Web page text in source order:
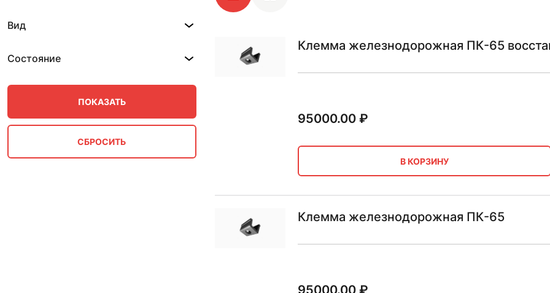
Вид
Состояние
Клемма железнодорожная ПК-65
95000.00₽
В КОРЗИНУ
Клемма железнодорожная ПК-65
95000.00₽